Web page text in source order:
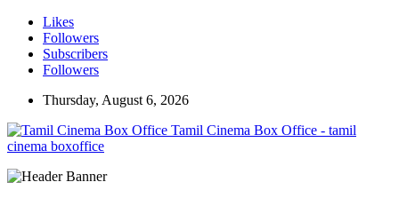
Likes
Followers
Subscribers
Followers
Thursday, August 6, 2026
Tamil Cinema Box Office - tamil
cinema boxoffice